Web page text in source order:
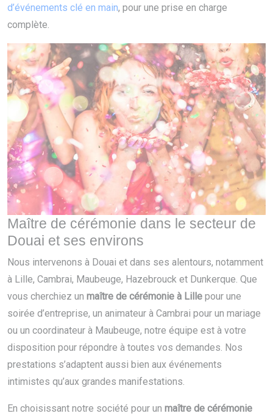
d’événements clé en main, pour une prise en charge
complète.
Maître de cérémonie dans le secteur de
Douai et ses environs
Nous intervenons à Douai et dans ses alentours, notamment
à Lille, Cambrai, Maubeuge, Hazebrouck et Dunkerque. Que
vous cherchiez un maître de cérémonie à Lille pour une
soirée d’entreprise, un animateur à Cambrai pour un mariage
ou un coordinateur à Maubeuge, notre équipe est à votre
disposition pour répondre à toutes vos demandes. Nos
prestations s’adaptent aussi bien aux événements
intimistes qu’aux grandes manifestations.
En choisissant notre société pour un maître de cérémonie